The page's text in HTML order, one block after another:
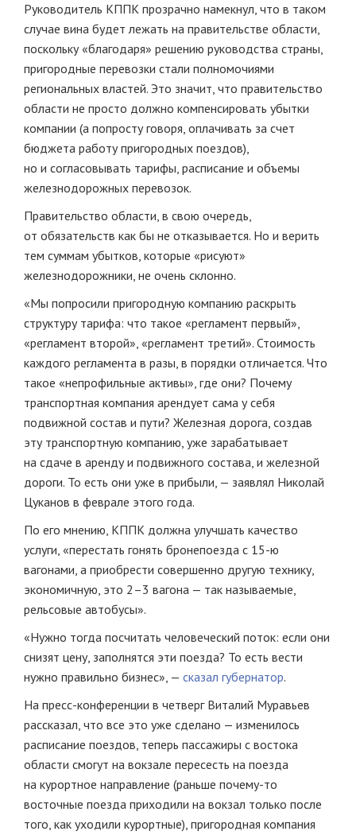
Руководитель КППК прозрачно намекнул, что в таком
случае вина будет лежать на правительстве области,
поскольку «благодаря» решению руководства страны,
пригородные перевозки стали полномочиями
региональных властей. Это значит, что правительство
области не просто должно компенсировать убытки
компании (а попросту говоря, оплачивать за счет
бюджета работу пригородных поездов),
но и согласовывать тарифы, расписание и объемы
железнодорожных перевозок.
Правительство области, в свою очередь,
от обязательств как бы не отказывается. Но и верить
тем суммам убытков, которые «рисуют»
железнодорожники, не очень склонно.
«Мы попросили пригородную компанию раскрыть
структуру тарифа: что такое «регламент первый»,
«регламент второй», «регламент третий». Стоимость
каждого регламента в разы, в порядки отличается. Что
такое «непрофильные активы», где они? Почему
транспортная компания арендует сама у себя
подвижной состав и пути? Железная дорога, создав
эту транспортную компанию, уже зарабатывает
на сдаче в аренду и подвижного состава, и железной
дороги. То есть они уже в прибыли, — заявлял Николай
Цуканов в феврале этого года.
По его мнению, КППК должна улучшать качество
услуги, «перестать гонять бронепоезда с 15-ю
вагонами, а приобрести совершенно другую технику,
экономичную, это 2–3 вагона — так называемые,
рельсовые автобусы».
«Нужно тогда посчитать человеческий поток: если они
снизят цену, заполнятся эти поезда? То есть вести
нужно правильно бизнес», — сказал губернатор.
На пресс-конференции в четверг Виталий Муравьев
рассказал, что все это уже сделано — изменилось
расписание поездов, теперь пассажиры с востока
области смогут на вокзале пересесть на поезда
на курортное направление (раньше почему-то
восточные поезда приходили на вокзал только после
того, как уходили курортные), пригородная компания